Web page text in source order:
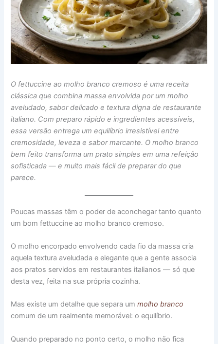
O fettuccine ao molho branco cremoso é uma receita
clássica que combina massa envolvida por um molho
aveludado, sabor delicado e textura digna de restaurante
italiano. Com preparo rápido e ingredientes acessíveis,
essa versão entrega um equilíbrio irresistível entre
cremosidade, leveza e sabor marcante. O molho branco
bem feito transforma um prato simples em uma refeição
sofisticada — e muito mais fácil de preparar do que
parece.
Poucas massas têm o poder de aconchegar tanto quanto
um bom fettuccine ao molho branco cremoso.
O molho encorpado envolvendo cada fio da massa cria
aquela textura aveludada e elegante que a gente associa
aos pratos servidos em restaurantes italianos — só que
desta vez, feita na sua própria cozinha.
Mas existe um detalhe que separa ummolho branco
comum de um realmente memorável: o equilíbrio.
Quando preparado no ponto certo, o molho não fica